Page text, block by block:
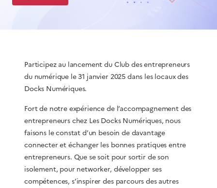
Participez au lancement du Club des entrepreneurs
du numérique le 31 janvier 2025 dans les locaux des
Docks Numériques.
Fort de notre expérience de l’accompagnement des
entrepreneurs chez Les Docks Numériques, nous
faisons le constat d’un besoin de davantage
connecter et échanger les bonnes pratiques entre
entrepreneurs. Que se soit pour sortir de son
isolement, pour networker, développer ses
compétences, s’inspirer des parcours des autres